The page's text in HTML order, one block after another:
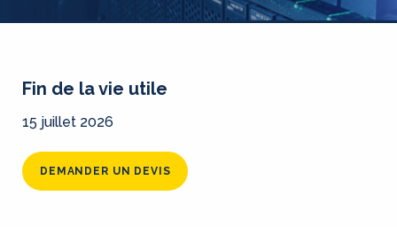
Fin de la vie utile
15 juillet 2026
DEMANDER UN DEVIS